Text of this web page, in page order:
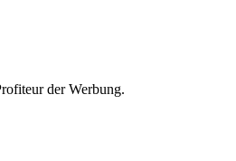
der Werbung.